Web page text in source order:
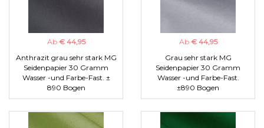
Ab € 44,95
Anthrazit grau sehr stark MG
Seidenpapier 30 Gramm
Wasser -und Farbe-Fast. ±
890 Bogen
Ab € 44,95
Grau sehr stark MG
Seidenpapier 30 Gramm
Wasser -und Farbe-Fast.
±890 Bogen